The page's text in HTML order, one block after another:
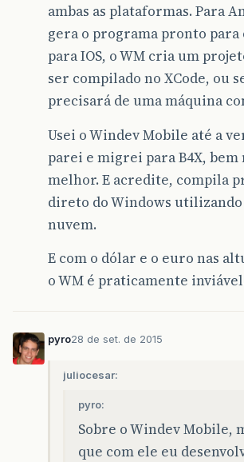
ambas as plataformas. Para
gera o programa pronto
para IOS, o WM cria um
ser compilado no XCode, ou
precisará de uma máquina
Usei o Windev Mobile até a
parei e migrei para B4X, bem
melhor. E acredite, compila
direto do Windows utilizando
nuvem.
E com o dólar e o euro nas
o WM é praticamente
pyro28 de set. de 2015
juliocesar:
pyro:
Sobre o Windev Mobile,
que com ele eu